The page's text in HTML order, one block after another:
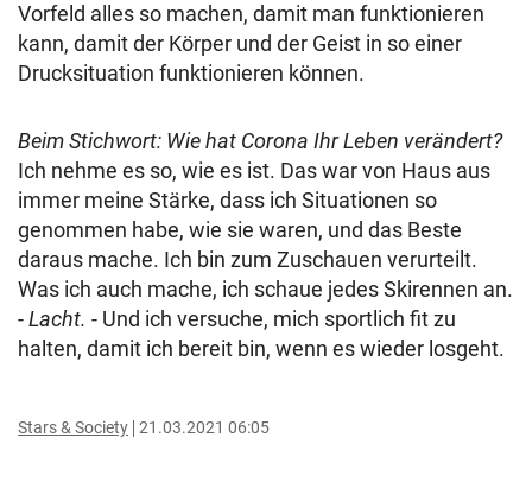
Vorfeld alles so machen, damit man funktionieren
kann, damit der Körper und der Geist in so einer
Drucksituation funktionieren können.
Beim Stichwort: Wie hat Corona Ihr Leben verändert?
Ich nehme es so, wie es ist. Das war von Haus aus
immer meine Stärke, dass ich Situationen so
genommen habe, wie sie waren, und das Beste
daraus mache. Ich bin zum Zuschauen verurteilt.
Was ich auch mache, ich schaue jedes Skirennen an.
-Lacht. - Und ich versuche, mich sportlich fit zu
halten, damit ich bereit bin, wenn es wieder losgeht.
Stars & Society 21.03.2021 06:05